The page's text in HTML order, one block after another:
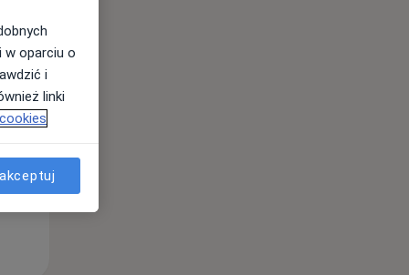
w oparciu o
i
linki